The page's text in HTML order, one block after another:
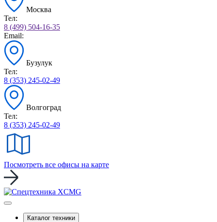
Москва
Тел:
8 (499) 504-16-35
Email:
Бузулук
Тел:
8 (353) 245-02-49
Волгоград
Тел:
8 (353) 245-02-49
Посмотреть все офисы на карте
Каталог техники